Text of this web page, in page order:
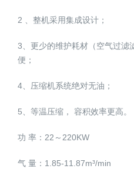
2 、整机采用集成设计；
3、更少的维护耗材（空气过滤
便；
4、压缩机系统绝对无油；
5、等温压缩， 容积效率更高。
功 率：22～220KW
气 量：1.85-11.87m³/min